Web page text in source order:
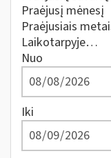
Praėjusį mėnesį
Praėjusiais
Laikotarpyje…
Nuo
Iki